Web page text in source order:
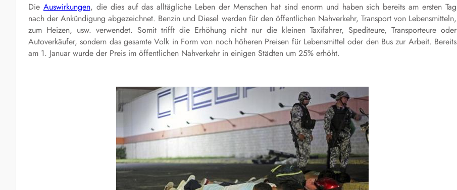
Die Auswirkungen, die dies auf das alltägliche Leben der Menschen hat sind enorm und haben sich bereits am ersten Tag
nach der Ankündigung abgezeichnet. Benzin und Diesel werden für den öffentlichen Nahverkehr, Transport von Lebensmitteln,
zum Heizen, usw. verwendet. Somit trifft die Erhöhung nicht nur die kleinen Taxifahrer, Spediteure, Transporteure oder
Autoverkäufer, sondern das gesamte Volk in Form von noch höheren Preisen für Lebensmittel oder den Bus zur Arbeit. Bereits
am 1. Januar wurde der Preis im öffentlichen Nahverkehr in einigen Städten um 25% erhöht.